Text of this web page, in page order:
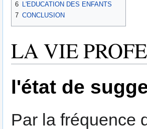
6 L'EDUCATION DES ENFANTS
7 CONCLUSION
LA VIE
l'état de
Par la fréquence